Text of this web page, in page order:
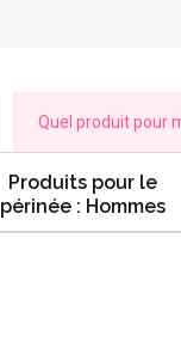
Quel produit pour
Produits pour le
périnée : Hommes